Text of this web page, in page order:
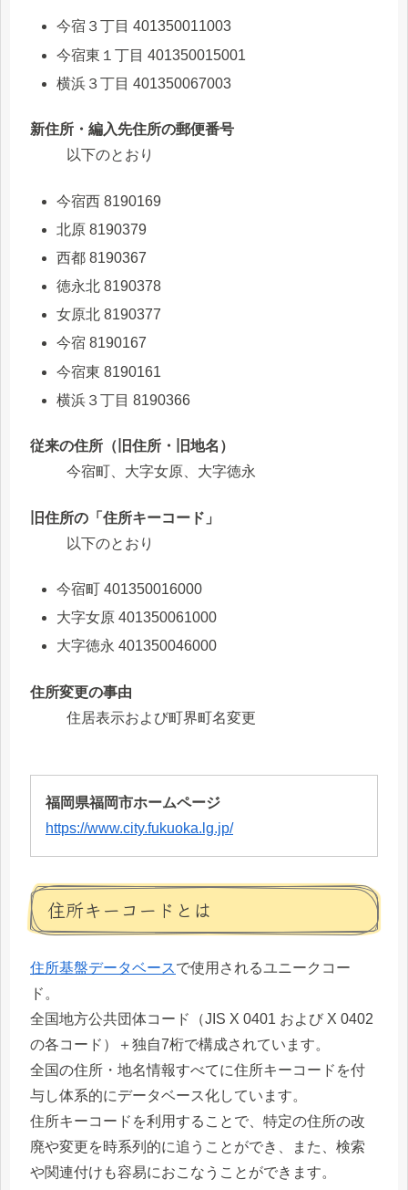
今宿３丁目 401350011003
今宿東１丁目 401350015001
横浜３丁目 401350067003
新住所・編入先住所の郵便番号
以下のとおり
今宿西 8190169
北原 8190379
西都 8190367
徳永北 8190378
女原北 8190377
今宿 8190167
今宿東 8190161
横浜３丁目 8190366
従来の住所（旧住所・旧地名）
今宿町、大字女原、大字徳永
旧住所の「住所キーコード」
以下のとおり
今宿町 401350016000
大字女原 401350061000
大字徳永 401350046000
住所変更の事由
住居表示および町界町名変更
福岡県福岡市ホームページ
https://www.city.fukuoka.lg.jp/
住所キーコードとは
住所基盤データベースで使用されるユニークコー
ド。
全国地方公共団体コード（JIS X 0401 および X 0402
の各コード）＋独自7桁で構成されています。
全国の住所・地名情報すべてに住所キーコードを付
与し体系的にデータベース化しています。
住所キーコードを利用することで、特定の住所の改
廃や変更を時系列的に追うことができ、また、検索
や関連付けも容易におこなうことができます。